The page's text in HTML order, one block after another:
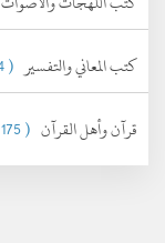
كتب المعاني والتفسير ( 94 )
قرآن وأهل القرآن ( 175 )